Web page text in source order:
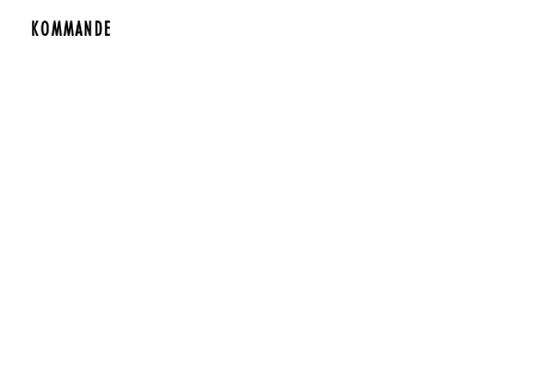
KOMMANDE
KOMMANDE